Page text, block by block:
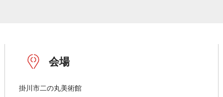
会場
掛川市二の丸美術館